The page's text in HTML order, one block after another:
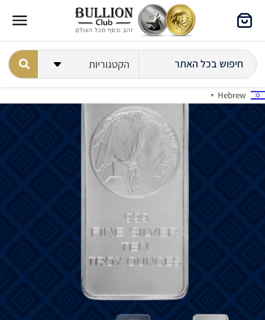
Hebrew
▼